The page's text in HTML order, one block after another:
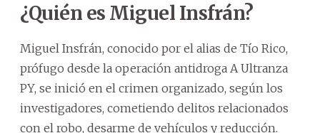
¿Quién es Miguel Insfrán?
Miguel Insfrán, conocido por el alias de Tío Rico,
prófugo desde la operación antidroga A Ultranza
PY, se inició en el crimen organizado, según los
investigadores, cometiendo delitos relacionados
con el robo, desarme de vehículos y reducción.